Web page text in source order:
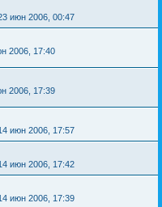
июн 2006, 00:47
2006, 17:40
2006, 17:39
июн 2006, 17:57
июн 2006, 17:42
июн 2006, 17:39